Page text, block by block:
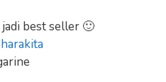
best seller 🙂